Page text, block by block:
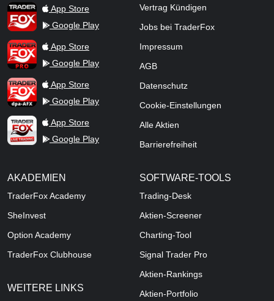
TraderFox AppApp Store
Google Play
TraderFox ProApp Store
Google Play
TraderFox dpa-AFX ProFeed
App Store
Google Play
TraderFox Live Trading
App Store
Google Play
Vertrag Kündigen
Jobs bei TraderFox
Impressum
AGB
Datenschutz
Cookie-Einstellungen
Alle Aktien
Barrierefreiheit
AKADEMIEN
TraderFox Academy
SheInvest
Option Academy
TraderFox Clubhouse
WEITERE LINKS
SOFTWARE-TOOLS
Trading-Desk
Aktien-Screener
Charting-Tool
Signal Trader Pro
Aktien-Rankings
Aktien-Portfolio